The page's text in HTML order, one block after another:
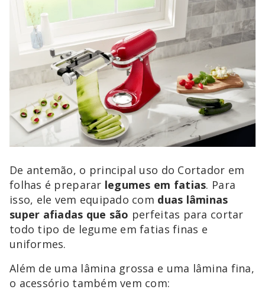
De antemão, o principal uso do Cortador em
folhas é preparar legumes em fatias. Para
isso, ele vem equipado com duas lâminas
super afiadas que são perfeitas para cortar
todo tipo de legume em fatias finas e
uniformes.
Além de uma lâmina grossa e uma lâmina fina,
o acessório também vem com: